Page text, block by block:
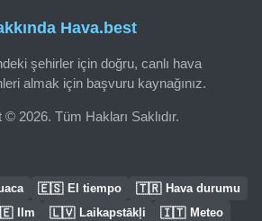
Hava.best
şehirler için doğru, canlı hava
almak için başvuru kaynağınız.
2026. Tüm Hakları Saklıdır.
🇪🇸 El tiempo 🇹🇷 Hava durumu
Ilm 🇱🇻 Laikapstākļi 🇮🇹 Meteo